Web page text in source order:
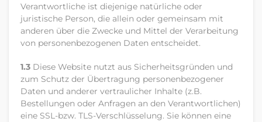
Verantwortliche ist diejenige natürliche oder
juristische Person, die allein oder gemeinsam mit
anderen über die Zwecke und Mittel der Verarbeitung
von personenbezogenen Daten entscheidet.
1.3 Diese Website nutzt aus Sicherheitsgründen und
zum Schutz der Übertragung personenbezogener
Daten und anderer vertraulicher Inhalte (z.B.
Bestellungen oder Anfragen an den Verantwortlichen)
eine SSL-bzw. TLS-Verschlüsselung. Sie können eine